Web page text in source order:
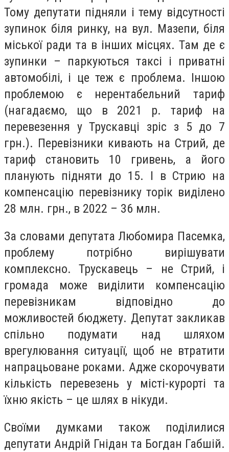
Тому депутати підняли і тему відсутності
зупинок біля ринку, на вул. Мазепи, біля
міської ради та в інших місцях. Там де є
зупинки – паркуються таксі і приватні
автомобілі, і це теж є проблема. Іншою
проблемою є нерентабельний тариф
(нагадаємо, що в 2021 р. тариф на
перевезення у Трускавці зріс з 5 до 7
грн.). Перевізники кивають на Стрий, де
тариф становить 10 гривень, а його
планують підняти до 15. І в Стрию на
компенсацію перевізнику торік виділено
28 млн. грн., в 2022 – 36 млн.
За словами депутата Любомира Пасемка,
проблему потрібно вирішувати
комплексно. Трускавець – не Стрий, і
громада може виділити компенсацію
перевізникам відповідно до
можливостей бюджету. Депутат закликав
спільно подумати над шляхом
врегулювання ситуації, щоб не втратити
напрацьоване роками. Адже скорочувати
кількість перевезень у місті-курорті та
їхню якість – це шлях в нікуди.
Своїми думками також поділилися
депутати Андрій Гнідан та Богдан Габшій.